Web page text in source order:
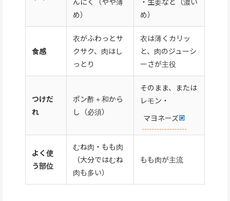
め）
め）
食感
衣がふわっとサ
クサク、肉はし
っとり
衣は薄くカリッ
と、肉のジューシ
ーさが主役
つけだ
れ
ポン酢＋和から
し（必須）
そのまま、または
レモン・
マヨネーズ
よく使
う部位
むね肉・もも肉
（大分ではむね
肉も多い）
もも肉が主流